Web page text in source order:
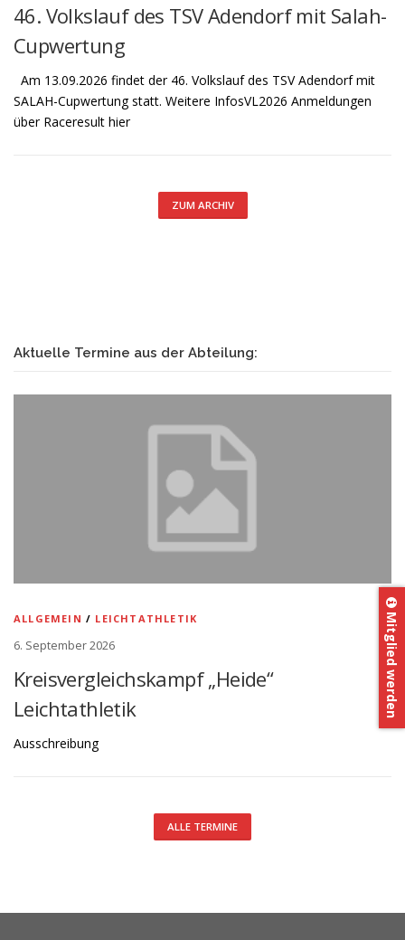
46. Volkslauf des TSV Adendorf mit Salah-
Cupwertung
Am 13.09.2026 findet der 46. Volkslauf des TSV Adendorf mit
SALAH-Cupwertung statt. Weitere InfosVL2026 Anmeldungen
über Raceresult hier
ZUM ARCHIV
Aktuelle Termine aus der Abteilung:
ALLGEMEIN / LEICHTATHLETIK
6. September 2026
Kreisvergleichskampf „Heide“
Leichtathletik
Ausschreibung
ALLE TERMINE
Mitglied werden